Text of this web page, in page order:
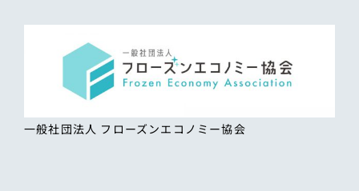
一般社団法人 フローズンエコノミー協会